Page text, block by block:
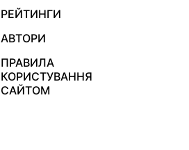
РЕЙТИНГИ
АВТОРИ
ПРАВИЛА
КОРИСТУВАННЯ
САЙТОМ